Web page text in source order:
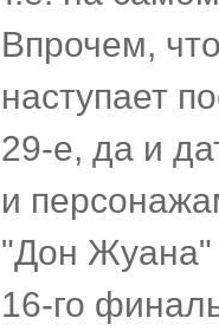
Впрочем,
наступает
29-е, да и
и
"Дон Жуана"
16-го